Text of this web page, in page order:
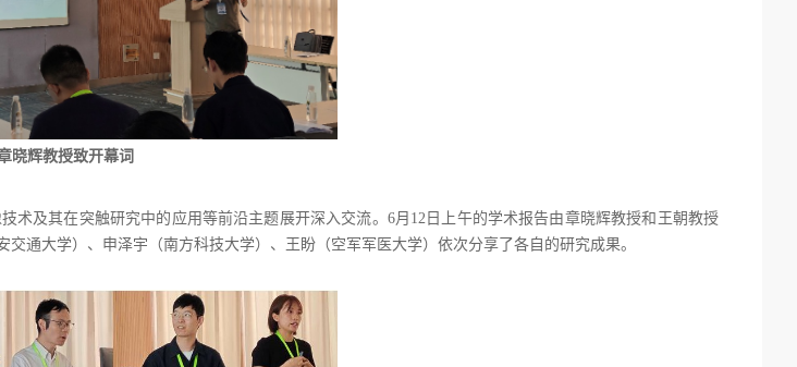
晓辉教授致开幕词
术及其在突触研究中的应用等前沿主题展开深入交流。 6月 12 日上午的学术报告由章晓辉教授和王朝教授
通大学）、申泽宇（南方科技大学）、王盼（空军军医大学）依次分享了各自的研究成果。